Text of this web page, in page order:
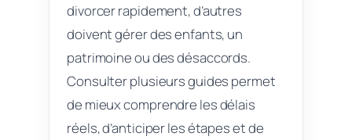
divorcer rapidement, d’autres
doivent gérer des enfants, un
patrimoine ou des désaccords.
Consulter plusieurs guides permet
de mieux comprendre les délais
réels, d’anticiper les étapes et de